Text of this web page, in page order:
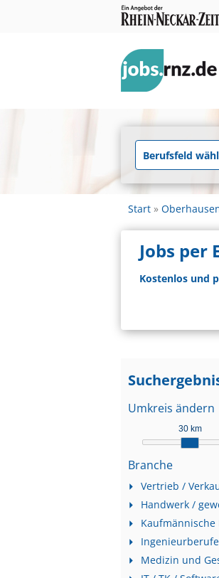
Start
Jobs per
Kostenlos und
Umkreis ändern
30 km
Branche
Vertrieb /
Medizin und